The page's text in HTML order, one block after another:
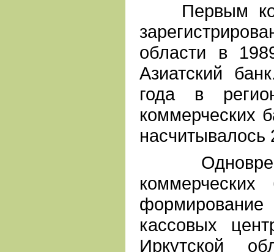
Первым
области в
Азиатский
года в
коммерческих
насчитывалось
коммерческих
кассовых
Иркутской